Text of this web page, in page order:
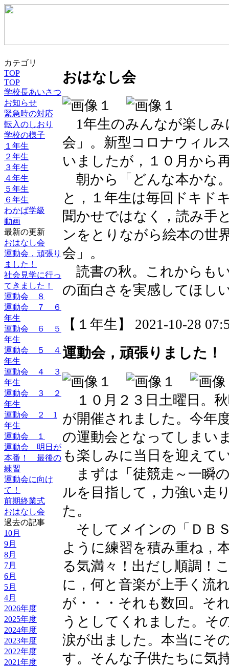
カテゴリ
TOP
TOP
学校長あいさつ
お知らせ
緊急時の対応
転入のしおり
学校の様子
１年生
２年生
３年生
４年生
５年生
６年生
わかば学級
動画
最新の更新
おはなし会
運動会，頑張り
ました！
社会見学に行っ
てきました！
運動会 ８
運動会 ７ ６
年生
運動会 ６ ５
年生
運動会 ５ ４
年生
運動会 ４ ３
年生
運動会 ３ ２
年生
運動会 ２ 1
年生
運動会 １
運動会 明日が
本番！ 最後の
練習
運動会に向け
て！
前期終業式
おはなし会
過去の記事
10月
9月
8月
7月
6月
5月
4月
2026年度
2025年度
2024年度
2023年度
2022年度
2021年度
おはなし会
1年生のみんなが楽しみ
会」。新型コロナウィル
いましたが，１０月から
朝から「どんな本かな
と，１年生は毎回ドキド
聞かせではなく，読み手
ンをとりながら絵本の世
会」。
読書の秋。これからも
の面白さを実感してほし
【１年生】 2021-10-28
運動会，頑張りました！
１０月２３日土曜日。
が開催されました。今年
の運動会となってしまい
も楽しみに当日を迎えて
まずは「徒競走～一瞬
ルを目指して，力強い走
た。
そしてメインの「ＤＢ
ように練習を積み重ね，
る気満々！出だし順調！
に，何と音楽が上手く流
が・・・それも数回。そ
うとしてくれました。そ
涙が出ました。本当にそ
す。そんな子供たちに気